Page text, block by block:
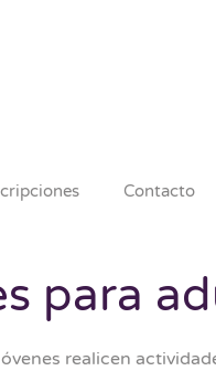
Contacto
para
realicen